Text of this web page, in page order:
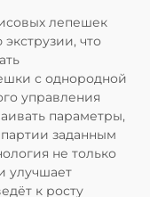
лепешек
что
с однородной
управления
параметры,
заданным
не только
улучшает
к росту